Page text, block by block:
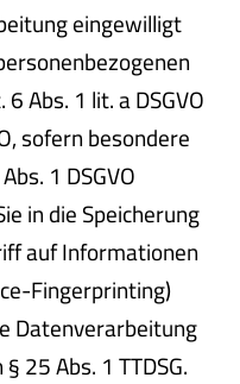
eingewilligt
Abs. 1 lit. a DSGVO
sofern besondere
1 DSGVO
in die Speicherung
auf Informationen
Fingerprinting)
Datenverarbeitung
25 Abs. 1 TTDSG.